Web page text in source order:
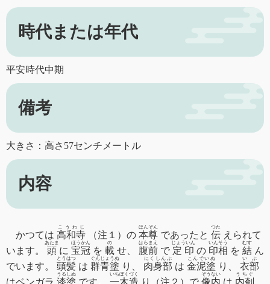
時代または年代
平安時代中期
備考
大きさ：高さ57センチメートル
内容
かつては 高和寺
こうわじ
（注１）の 本尊
ほんぞん
であったと 伝
つた
います。 頭
あたま
に 宝冠
ほうかん
を 載
の
せ、 腹前
はらまえ
で 定印
じょういん
の 印相
いんそう
を 結
むす
でいます。 頭髪
とうはつ
は 群青塗
ぐんじょうぬ
り、 肉身部
にくしんぶ
は 金泥塗
こんでいぬ
り、 衣部
いぶ
うるしぬ いちぼくづく ぞうない うちぐ